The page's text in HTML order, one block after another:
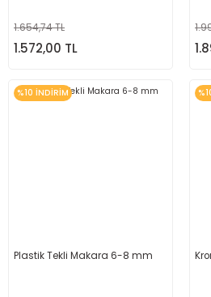
1.654,74 TL
1.572,00 TL
%10 İNDİRİM
Plastik Tekli Makara 6-8 mm